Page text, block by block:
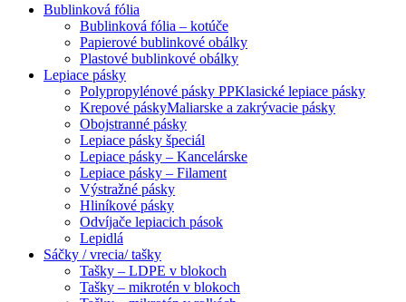
Bublinková fólia
Bublinková fólia – kotúče
Papierové bublinkové obálky
Plastové bublinkové obálky
Lepiace pásky
Polypropylénové pásky PPKlasické lepiace pásky
Krepové páskyMaliarske a zakrývacie pásky
Obojstranné pásky
Lepiace pásky špeciál
Lepiace pásky – Kancelárske
Lepiace pásky – Filament
Výstražné pásky
Hliníkové pásky
Odvíjače lepiacich pások
Lepidlá
Sáčky / vrecia/ tašky
Tašky – LDPE v blokoch
Tašky – mikrotén v blokoch